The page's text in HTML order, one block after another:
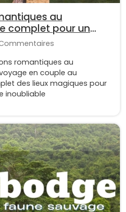
au
complet pour un
romantiques au
en couple au
des lieux magiques pour
inoubliable